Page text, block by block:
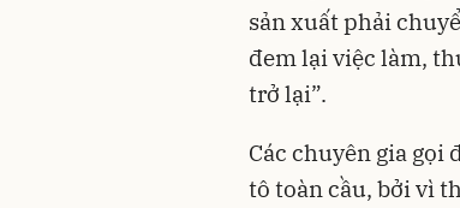
sản xuất phải
đem lại việc làm,
trở lại”.
Các chuyên gia gọi
tô toàn cầu, bởi vì